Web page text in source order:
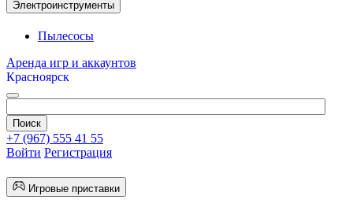
Электроинструменты
Пылесосы
Аренда игр и аккаунтов
Красноярск
+7 (967) 555 41 55
Войти Регистрация
Игровые приставки